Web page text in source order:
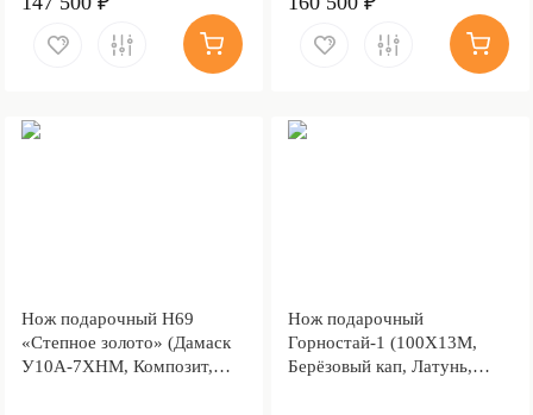
Нож подарочный Н69
«Степное золото» (Дамаск
У10А-7ХНМ, Композит,
Нож подарочный
Горностай-1 (100Х13М,
Берёзовый кап, Латунь,